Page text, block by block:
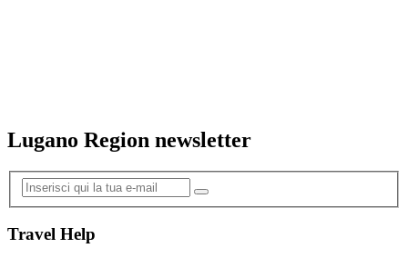
Lugano Region newsletter
Travel Help